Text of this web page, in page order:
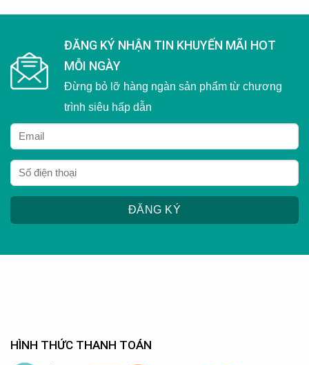
ĐĂNG KÝ NHẬN TIN KHUYẾN MÃI HOT
MỖI NGÀY
Đừng bỏ lỡ hàng ngàn sản phẩm từ chương
trình siêu hấp dẫn
HÌNH THỨC THANH TOÁN